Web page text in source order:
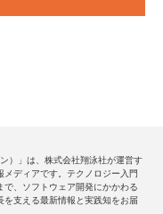
）」は、株式会社翔泳社が運営す
メディアです。テクノロジー入門
、ソフトウェア開発にかかわる
を支える最新情報と実践知をお届